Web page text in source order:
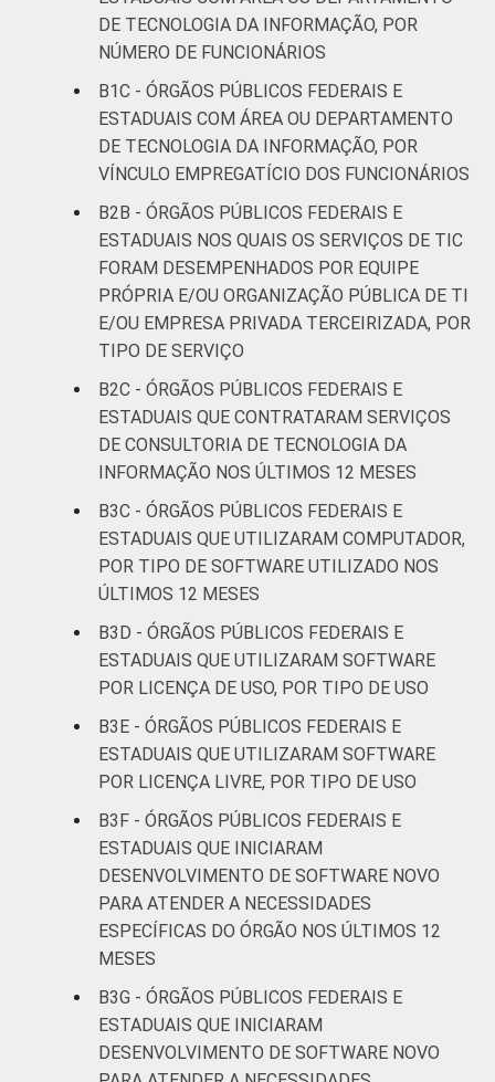
DE TECNOLOGIA DA INFORMAÇÃO, POR
NÚMERO DE FUNCIONÁRIOS
B1C - ÓRGÃOS PÚBLICOS FEDERAIS E
ESTADUAIS COM ÁREA OU DEPARTAMENTO
DE TECNOLOGIA DA INFORMAÇÃO, POR
VÍNCULO EMPREGATÍCIO DOS FUNCIONÁRIOS
B2B - ÓRGÃOS PÚBLICOS FEDERAIS E
ESTADUAIS NOS QUAIS OS SERVIÇOS DE TIC
FORAM DESEMPENHADOS POR EQUIPE
PRÓPRIA E/OU ORGANIZAÇÃO PÚBLICA DE TI
E/OU EMPRESA PRIVADA TERCEIRIZADA, POR
TIPO DE SERVIÇO
B2C - ÓRGÃOS PÚBLICOS FEDERAIS E
ESTADUAIS QUE CONTRATARAM SERVIÇOS
DE CONSULTORIA DE TECNOLOGIA DA
INFORMAÇÃO NOS ÚLTIMOS 12 MESES
B3C - ÓRGÃOS PÚBLICOS FEDERAIS E
ESTADUAIS QUE UTILIZARAM COMPUTADOR,
POR TIPO DE SOFTWARE UTILIZADO NOS
ÚLTIMOS 12 MESES
B3D - ÓRGÃOS PÚBLICOS FEDERAIS E
ESTADUAIS QUE UTILIZARAM SOFTWARE
POR LICENÇA DE USO, POR TIPO DE USO
B3E - ÓRGÃOS PÚBLICOS FEDERAIS E
ESTADUAIS QUE UTILIZARAM SOFTWARE
POR LICENÇA LIVRE, POR TIPO DE USO
B3F - ÓRGÃOS PÚBLICOS FEDERAIS E
ESTADUAIS QUE INICIARAM
DESENVOLVIMENTO DE SOFTWARE NOVO
PARA ATENDER A NECESSIDADES
ESPECÍFICAS DO ÓRGÃO NOS ÚLTIMOS 12
MESES
B3G - ÓRGÃOS PÚBLICOS FEDERAIS E
ESTADUAIS QUE INICIARAM
DESENVOLVIMENTO DE SOFTWARE NOVO